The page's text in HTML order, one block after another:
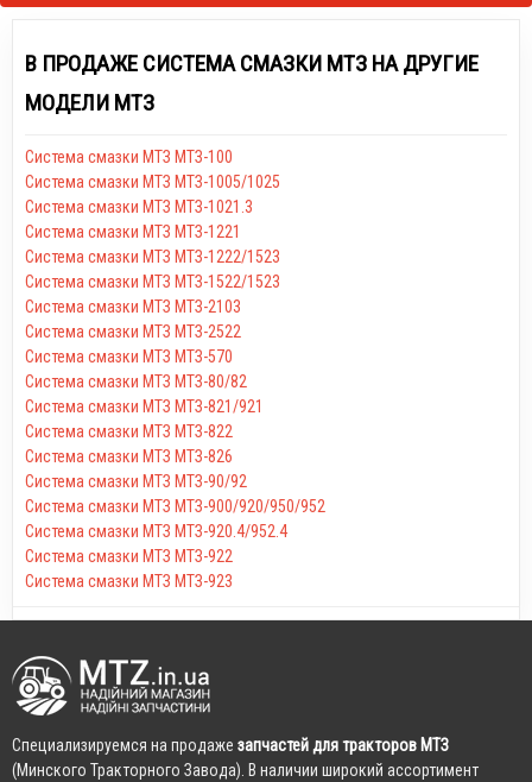
В ПРОДАЖЕ СИСТЕМА СМАЗКИ МТЗ НА ДРУГИЕ
МОДЕЛИ МТЗ
Система смазки МТЗ МТЗ-100
Система смазки МТЗ МТЗ-1005/1025
Система смазки МТЗ МТЗ-1021.3
Система смазки МТЗ МТЗ-1221
Система смазки МТЗ МТЗ-1222/1523
Система смазки МТЗ МТЗ-1522/1523
Система смазки МТЗ МТЗ-2103
Система смазки МТЗ МТЗ-2522
Система смазки МТЗ МТЗ-570
Система смазки МТЗ МТЗ-80/82
Система смазки МТЗ МТЗ-821/921
Система смазки МТЗ МТЗ-822
Система смазки МТЗ МТЗ-826
Система смазки МТЗ МТЗ-90/92
Система смазки МТЗ МТЗ-900/920/950/952
Система смазки МТЗ МТЗ-920.4/952.4
Система смазки МТЗ МТЗ-922
Система смазки МТЗ МТЗ-923
Cпециализируемся на продаже запчастей для тракторов МТЗ
(Минского Тракторного Завода). В наличии широкий ассортимент